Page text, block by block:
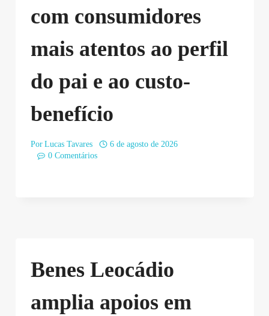
com consumidores
mais atentos ao perfil
do pai e ao custo-
benefício
Por Lucas Tavares
6 de agosto de 2026
0 Comentários
Benes Leocádio
amplia apoios em